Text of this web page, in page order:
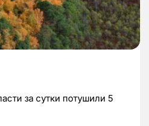
за сутки потушили 5